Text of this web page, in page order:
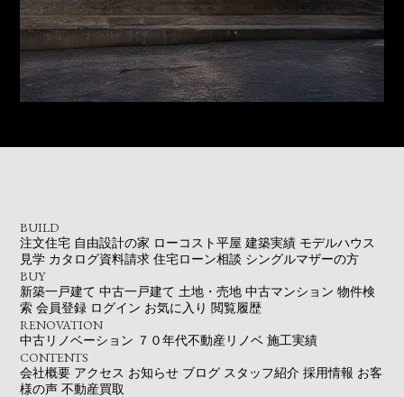
BUILD
注文住宅 自由設計の家 ローコスト平屋 建築実績 モデルハウス
見学 カタログ資料請求 住宅ローン相談 シングルマザーの方
BUY
新築一戸建て 中古一戸建て 土地・売地 中古マンション 物件検
索 会員登録 ログイン お気に入り 閲覧履歴
RENOVATION
中古リノベーション ７０年代不動産リノベ 施工実績
CONTENTS
会社概要 アクセス お知らせ ブログ スタッフ紹介 採用情報 お客
様の声 不動産買取